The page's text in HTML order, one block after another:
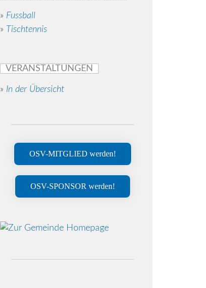
» Fussball
» Tischtennis
VERANSTALTUNGEN
» In der Übersicht
OSV-MITGLIED werden!
OSV-SPONSOR werden!